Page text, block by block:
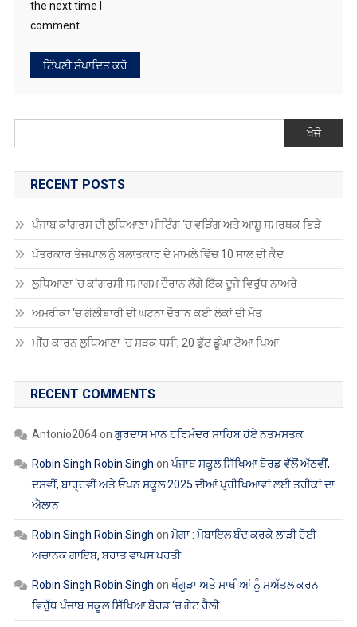
ਪੰਜਾਬ ਕਾਂਗਰਸ ਦੀ ਲੁਧਿਆਣਾ ਮੀਟਿੰਗ ‘ਚ ਵੜਿੰਗ ਅਤੇ ਆਸ਼ੂ ਸਮਰਥਕ ਭਿੜੇ
ਅਮਰੀਕਾ ‘ਚ ਗੋਲੀਬਾਰੀ ਦੀ ਘਟਨਾ ਦੌਰਾਨ ਕਈ ਲੋਕਾਂ ਦੀ ਮੌਤ
ਮੀਂਹ ਕਾਰਨ ਲੁਧਿਆਣਾ ‘ਚ ਸੜਕ ਧਸੀ, 20 ਫੁੱਟ ਡੂੰਘਾ ਟੋਆ ਪਿਆ
RECENT COMMENTS
Antonio2064onਗੁਰਦਾਸ ਮਾਨ ਹਰਿਮੰਦਰ ਸਾਹਿਬ ਹੋਏ ਨਤਮਸਤਕ
ਦਸਵੀਂ, ਬਾਰ੍ਹਵੀਂ ਅਤੇ ਓਪਨ ਸਕੂਲ 2025 ਦੀਆਂ ਪ੍ਰੀਖਿਆਵਾਂ ਲਈ ਤਰੀਕਾਂ ਦਾ
ਅਚਾਨਕ ਗਾਇਬ, ਬਰਾਤ ਵਾਪਸ ਪਰਤੀ
Robin Singh Robin Singhon
ਖੰਗੂੜਾ ਅਤੇ ਸਾਥੀਆਂ ਨੂੰ ਮੁਅੱਤਲ ਕਰਨ
ARCHIVES